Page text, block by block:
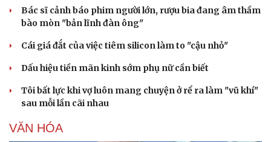
Bác sĩ cảnh báo phim người lớn, rượu bia đang âm thầm
bào mòn "bản lĩnh đàn ông"
Cái giá đắt của việc tiêm silicon làm to "cậu nhỏ"
Dấu hiệu tiền mãn kinh sớm phụ nữ cần biết
Tôi bất lực khi vợ luôn mang chuyện ở rể ra làm "vũ khí"
sau mỗi lần cãi nhau
VĂN HÓA